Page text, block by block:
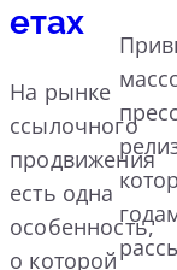
етах
На рынке
ссылочного
продвижения
есть одна
особенность,
о которой